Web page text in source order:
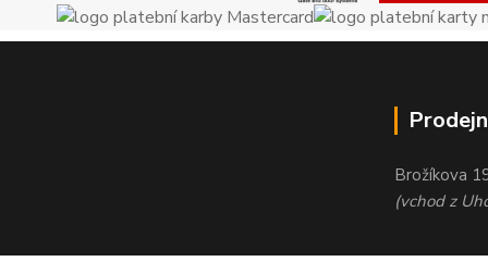
Brožíkova
(vchod z